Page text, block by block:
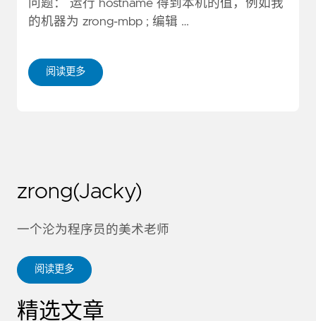
问题： 运行 hostname 得到本机的值，例如我
的机器为 zrong-mbp ; 编辑 …
阅读更多
zrong(Jacky)
一个沦为程序员的美术老师
阅读更多
精选文章